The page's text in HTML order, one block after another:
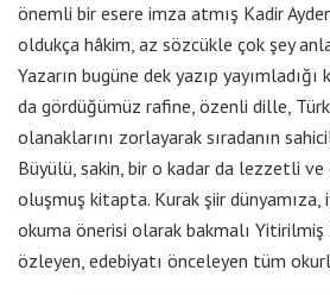
önemli bir esere imza atmış Kadir
oldukça hâkim, az sözcükle çok şey
Yazarın bugüne dek yazıp
da gördüğümüz rafine, özenli dille,
olanaklarını zorlayarak sıradanın
Büyülü, sakin, bir o kadar da lezzetli
oluşmuş kitapta. Kurak şiir
okuma önerisi olarak bakmalı Yitirilmiş
özleyen, edebiyatı önceleyen tüm